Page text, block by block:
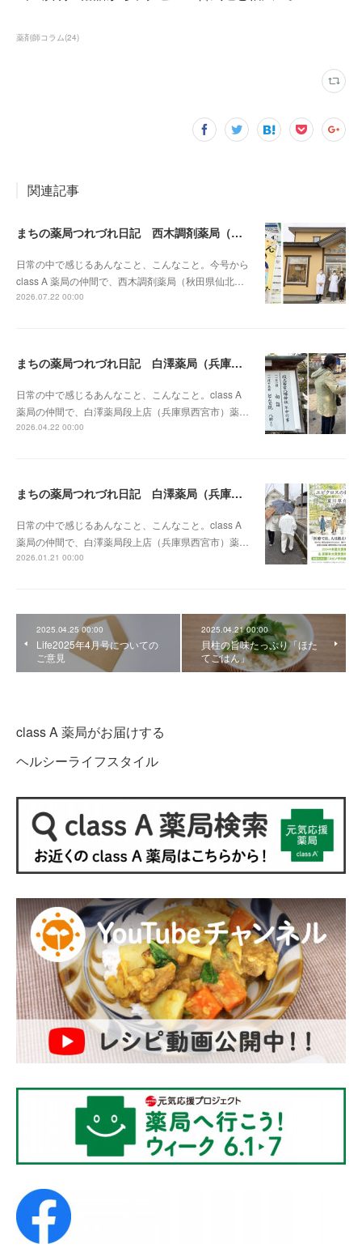
薬剤師コラム(24)
関連記事
まちの薬局つれづれ日記 西木調剤薬局（秋田県）vol.1
日常の中で感じるあんなこと、こんなこと。今号から
class A 薬局の仲間で、西木調剤薬局（秋田県仙北…
2026.07.22 00:00
まちの薬局つれづれ日記 白澤薬局（兵庫県）vol.12
日常の中で感じるあんなこと、こんなこと。class A
薬局の仲間で、白澤薬局段上店（兵庫県西宮市）薬…
2026.04.22 00:00
まちの薬局つれづれ日記 白澤薬局（兵庫県）vol.11
日常の中で感じるあんなこと、こんなこと。class A
薬局の仲間で、白澤薬局段上店（兵庫県西宮市）薬…
2026.01.21 00:00
2025.04.25 00:00
Life2025年4月号についての
ご意見
2025.04.21 00:00
貝柱の旨味たっぷり「ほた
てごはん」
class A 薬局がお届けする
ヘルシーライフスタイル